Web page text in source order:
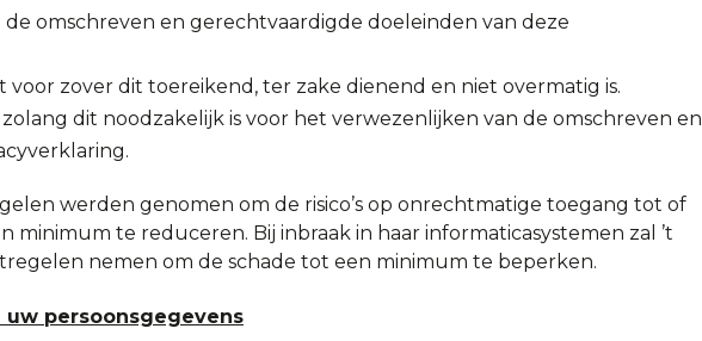
omschreven en gerechtvaardigde doeleinden van deze
zover dit toereikend, ter zake dienend en niet overmatig is.
dit noodzakelijk is voor het verwezenlijken van de omschreven en
werden genomen om de risico’s op onrechtmatige toegang tot of
te reduceren. Bij inbraak in haar informaticasystemen zal ’t
nemen om de schade tot een minimum te beperken.
persoonsgegevens